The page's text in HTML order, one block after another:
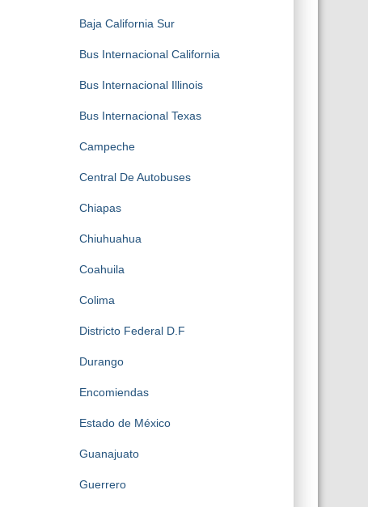
Baja California Sur
Bus Internacional California
Bus Internacional Illinois
Bus Internacional Texas
Campeche
Central De Autobuses
Chiapas
Chiuhuahua
Coahuila
Colima
Districto Federal D.F
Durango
Encomiendas
Estado de México
Guanajuato
Guerrero